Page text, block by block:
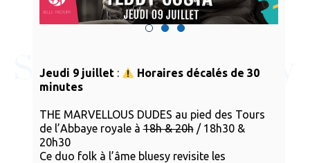
Jeudi 9 juillet:
Horaires décalés de 30
minutes
THE MARVELLOUS DUDES au pied des Tours
de l’Abbaye royale à18h & 20h/ 18h30 &
20h30
Ce duo folk à l’âme bluesy revisite les